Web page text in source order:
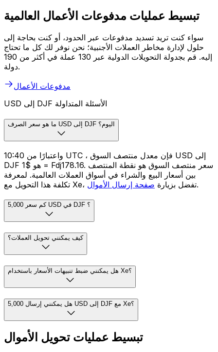
تبسيط عمليات مدفوعات الأعمال العالمية
سواء كنت تريد تسديد مدفوعات عبر الحدود، أو كنت بحاجة إلى
حلول لإدارة مخاطر العملات الأجنبية؛ نحن نوفر لك كل ما تحتاج
إليه. قم بجدولة التحويلات الدولية عبر 130 عملة في أكثر من 190
دولة.
مدفوعات الأعمال
USD إلى DJF الأسئلة المتداولة
ما هو سعر الصرف USD إلى DJF اليوم؟
واعتبارًا من 10:40 UTC ، فإن معدل منتصف السوق USD إلى
DJF هو $1 = Fdj178.16. سعر منتصف السوق هو نقطة المنتصف
بين أسعار البيع والشراء في أسواق العملات العالمية. لمعرفة
تكلفة هذا التحويل مع Xe، تفضل بزيارة صفحة إرسال الأموال .
كم سعر 5,000 USD في DJF ؟
كيف يمكنني تحويل العملات؟
هل يمكنني ضبط تنبيهات الأسعار باستخدام Xe؟
هل يمكنني إرسال 5,000 USD إلى DJF مع Xe؟
تبسيط عمليات تحويل الأموال